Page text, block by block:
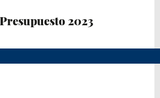
Presupuesto 2023